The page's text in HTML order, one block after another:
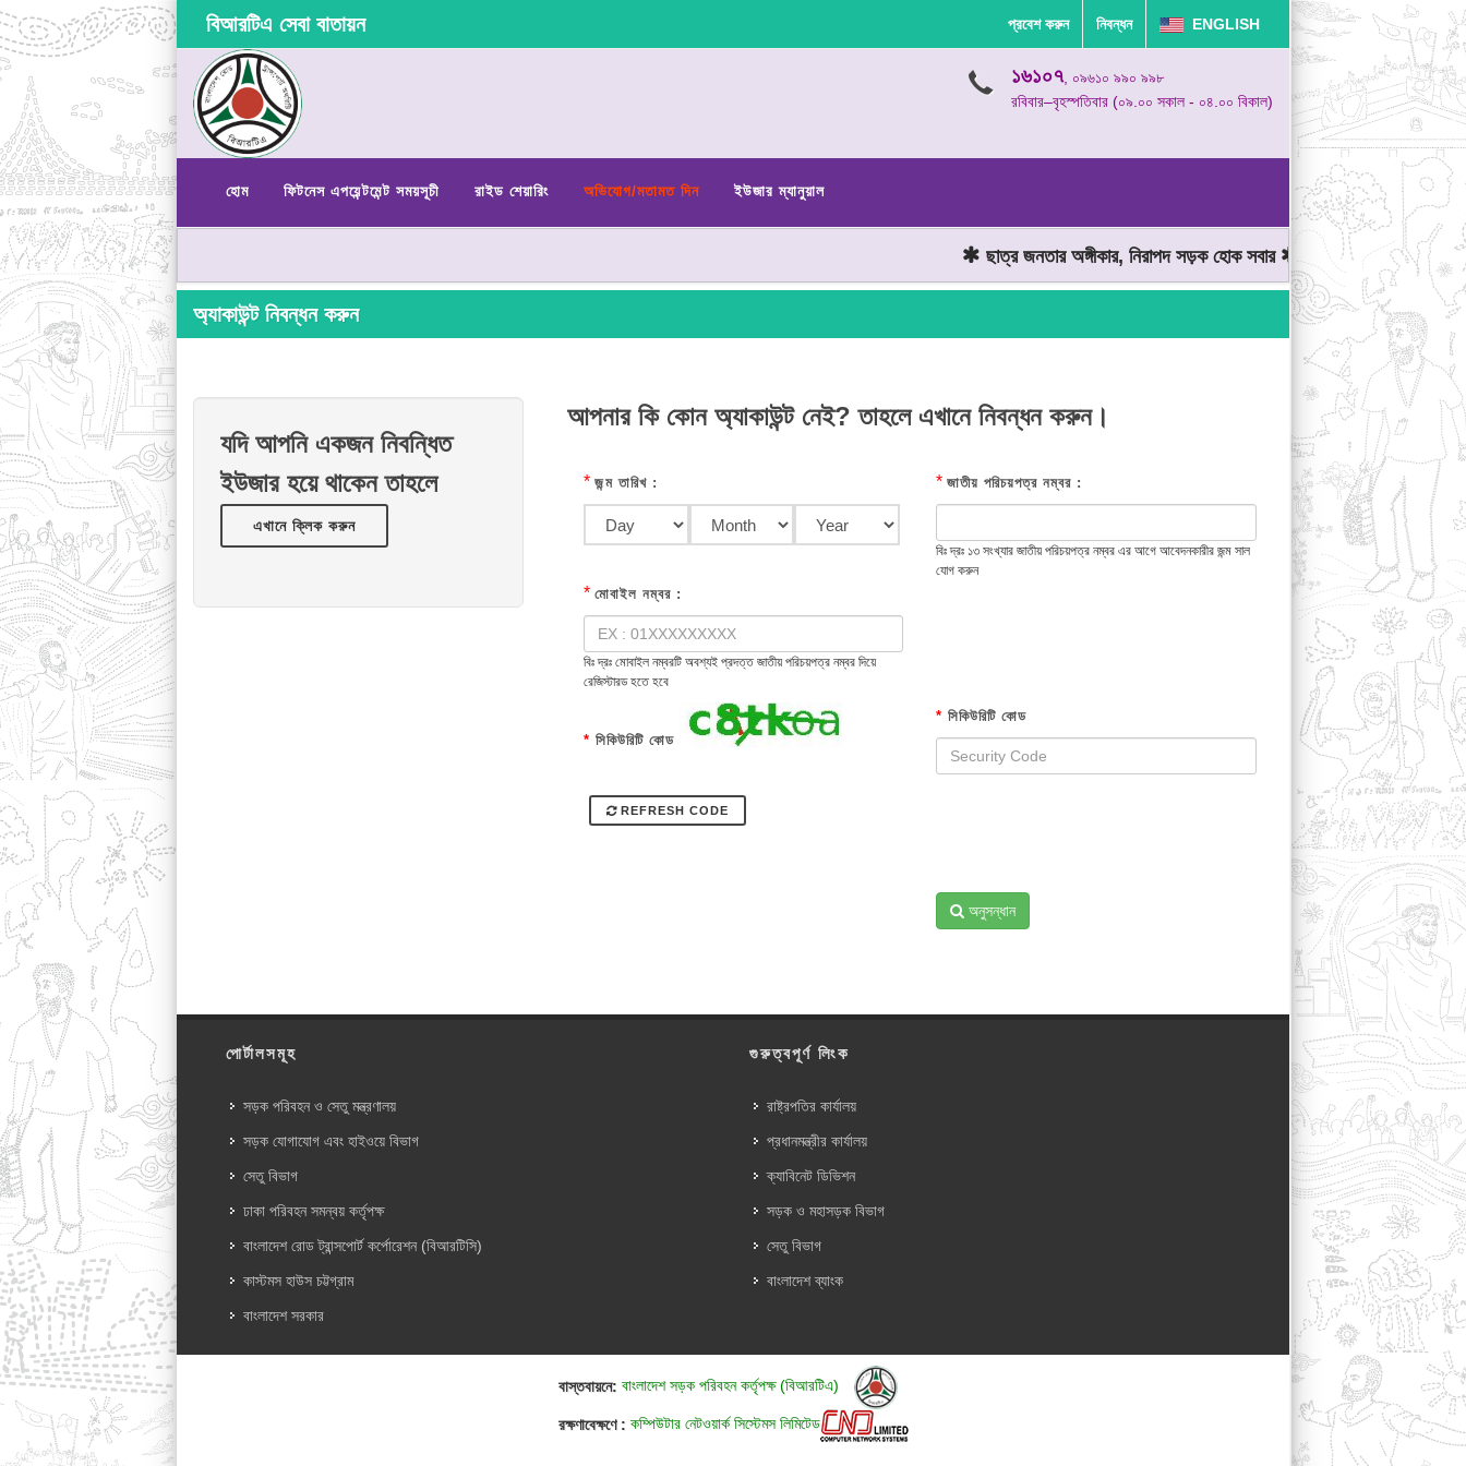
বিআরটিএ সেবা বাতায়ন প্রবেশ করুন নিবন্ধন ENGLISH
১৬১০৭, ০৯৬১০ ৯৯০ ৯৯৮
রবিবার–বৃহস্পতিবার (০৯.০০ সকাল - ০৪.০০ বিকাল)
হোম ফিটনেস এপয়েন্টমেন্ট সময়সূচী রাইড শেয়ারিং অভিযোগ/মতামত দিন ইউজার ম্যানুয়াল
ছাত্র জনতার অঙ্গীকার, নিরাপদ সড়ক হোক সবার মোটরযান চালানোর সময়
অ্যাকাউন্ট নিবন্ধন করুন
যদি আপনি একজন নিবন্ধিত
ইউজার হয়ে থাকেন তাহলে
এখানে ক্লিক করুন
আপনার কি কোন অ্যাকাউন্ট নেই? তাহলে এখানে নিবন্ধন করুন।
* জন্ম তারিখ : * জাতীয় পরিচয়পত্র নম্বর :
বিঃ দ্রঃ ১৩ সংখ্যার জাতীয় পরিচয়পত্র নম্বর এর আগে আবেদনকারীর জন্ম সাল
যোগ করুন
* মোবাইল নম্বর :
বিঃ দ্রঃ মোবাইল নম্বরটি অবশ্যই প্রদত্ত জাতীয় পরিচয়পত্র নম্বর দিয়ে
রেজিস্টারড হতে হবে
* সিকিউরিটি কোড
REFRESH CODE
* সিকিউরিটি কোড
অনুসন্ধান
পোর্টালসমূহ
সড়ক পরিবহন ও সেতু মন্ত্রণালয়
সড়ক যোগাযোগ এবং হাইওয়ে বিভাগ
সেতু বিভাগ
ঢাকা পরিবহন সমন্বয় কর্তৃপক্ষ
বাংলাদেশ রোড ট্রান্সপোর্ট কর্পোরেশন (বিআরটিসি)
কাস্টমস হাউস চট্টগ্রাম
বাংলাদেশ সরকার
গুরুত্বপূর্ণ লিংক
রাষ্ট্রপতির কার্যালয়
প্রধানমন্ত্রীর কার্যালয়
ক্যাবিনেট ডিভিশন
সড়ক ও মহাসড়ক বিভাগ
সেতু বিভাগ
বাংলাদেশ ব্যাংক
বাস্তবায়নে: বাংলাদেশ সড়ক পরিবহন কর্তৃপক্ষ (বিআরটিএ)
রক্ষণাবেক্ষণে : কম্পিউটার নেটওয়ার্ক সিস্টেমস লিমিটেড